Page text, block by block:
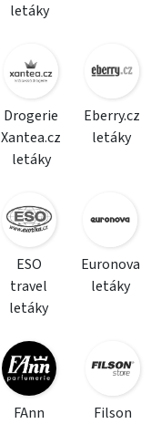
letáky
Drogerie
Xantea.cz
letáky
Eberry.cz
letáky
ESO
travel
letáky
Euronova
letáky
FAnn
Filson